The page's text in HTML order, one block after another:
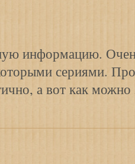
информацию.
сериями.
а вот как